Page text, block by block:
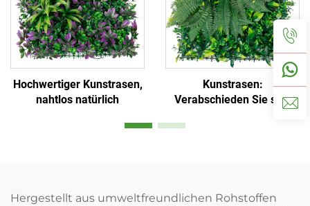
Hochwertiger Kunstrasen,
nahtlos natürlich
Kunstrasen:
Verabschieden Sie sich
Hergestellt aus umweltfreundlichen Rohstoffen